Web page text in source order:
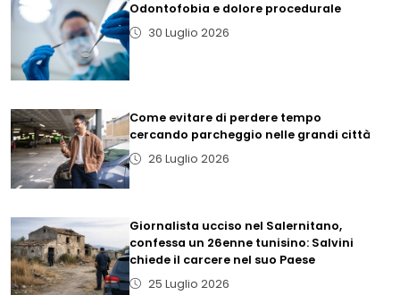
Odontofobia e dolore procedurale
30 Luglio 2026
Come evitare di perdere tempo
cercando parcheggio nelle grandi città
26 Luglio 2026
Giornalista ucciso nel Salernitano,
confessa un 26enne tunisino: Salvini
chiede il carcere nel suo Paese
25 Luglio 2026